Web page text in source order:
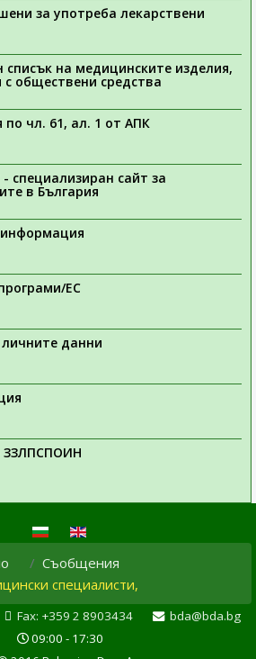
за употреба лекарствени
списък на медицинските изделия,
обществени средства
чл. 61, ал. 1 от АПК
специализиран сайт за
в България
ЕС
данни
ЗЗЛПСПОИН
Съобщения
специалисти,
Fax: +359 2 8903434
bda@bda.bg
09:00 - 17:30